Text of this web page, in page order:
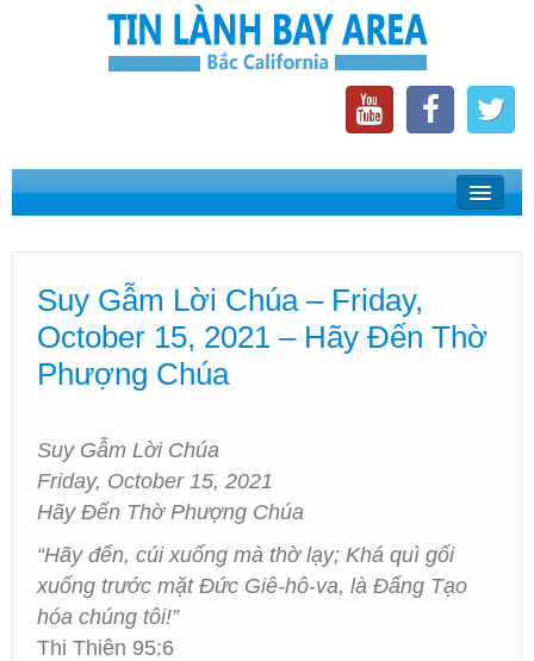
Home
Phát Thanh Tin Lành Bay Area
Các Hội Thánh Bắc California
Suy Gẫm Lời Chúa – Friday,
October 15, 2021 – Hãy Đến Thờ
Phượng Chúa
Suy Gẫm Lời Chúa
Friday, October 15, 2021
Hãy Đến Thờ Phượng Chúa
“Hãy đến, cúi xuống mà thờ lạy; Khá quì gối
xuống trước mặt Đức Giê-hô-va, là Đấng Tạo
hóa chúng tôi!”
Thi Thiên 95:6